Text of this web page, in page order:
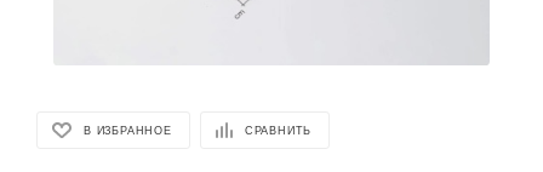
В ИЗБРАННОЕ СРАВНИТЬ